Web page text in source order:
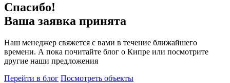
Спасибо!
Ваша заявка принята
Наш менеджер свяжется с вами в течение ближайшего
времени. А пока почитайте блог о Кипре или посмотрите
другие наши предложения
Перейти в блог Посмотреть объекты